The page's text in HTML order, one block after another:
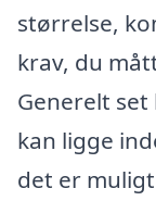
størrelse,
krav, du
Generelt
kan ligge
det er